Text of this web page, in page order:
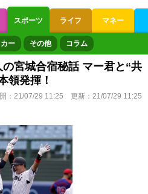
スポーツ ライフ マネー
ース
ー その他 コラム
の宮城合宿秘話 マー君と“共
領発揮！
： 21/07/29 11:25 更新： 21/07/29 11:25